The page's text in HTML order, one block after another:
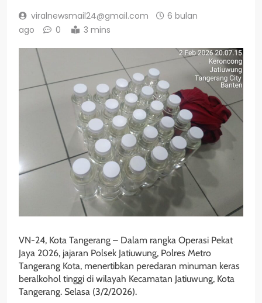
viralnewsmail24@gmail.com
6 bulan
ago
0 3 mins
VN-24, Kota Tangerang – Dalam rangka Operasi Pekat
Jaya 2026, jajaran Polsek Jatiuwung, Polres Metro
Tangerang Kota, menertibkan peredaran minuman keras
beralkohol tinggi di wilayah Kecamatan Jatiuwung, Kota
Tangerang. Selasa (3/2/2026).